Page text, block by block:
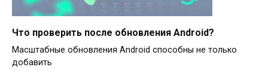
Что проверить после обновления Android?
Масштабные обновления Android способны не только
добавить